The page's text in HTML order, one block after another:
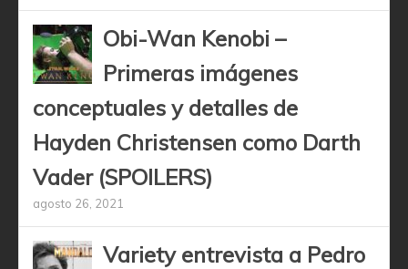
Obi-Wan Kenobi –
Primeras imágenes
conceptuales y detalles de
Hayden Christensen como Darth
Vader (SPOILERS)
agosto 26, 2021
Variety entrevista a Pedro